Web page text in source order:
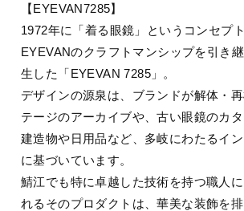
【EYEVAN7285】
1972年に「着る眼鏡」というコンセプ
EYEVANのクラフトマンシップを引き
生した「EYEVAN 7285」。
デザインの源泉は、ブランドが解体・
テージのアーカイブや、古い眼鏡のカ
建造物や日用品など、多岐にわたるイ
に基づいています。
鯖江でも特に卓越した技術を持つ職人
れるそのプロダクトは、華美な装飾を